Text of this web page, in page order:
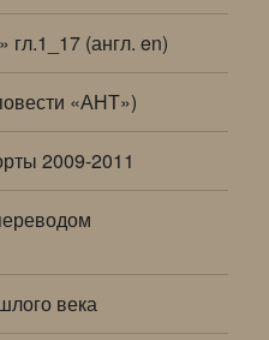
(англ. en)
«АНТ»)
2009-2011
века